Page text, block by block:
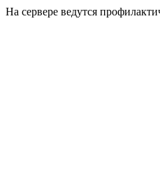
На сервере ведутся